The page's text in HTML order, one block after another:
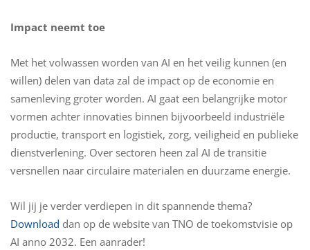
Impact neemt toe
Met het volwassen worden van AI en het veilig kunnen (en
willen) delen van data zal de impact op de economie en
samenleving groter worden. AI gaat een belangrijke motor
vormen achter innovaties binnen bijvoorbeeld industriële
productie, transport en logistiek, zorg, veiligheid en publieke
dienstverlening. Over sectoren heen zal AI de transitie
versnellen naar circulaire materialen en duurzame energie.
Wil jij je verder verdiepen in dit spannende thema?
Download dan op de website van TNO de toekomstvisie op
AI anno 2032. Een aanrader!